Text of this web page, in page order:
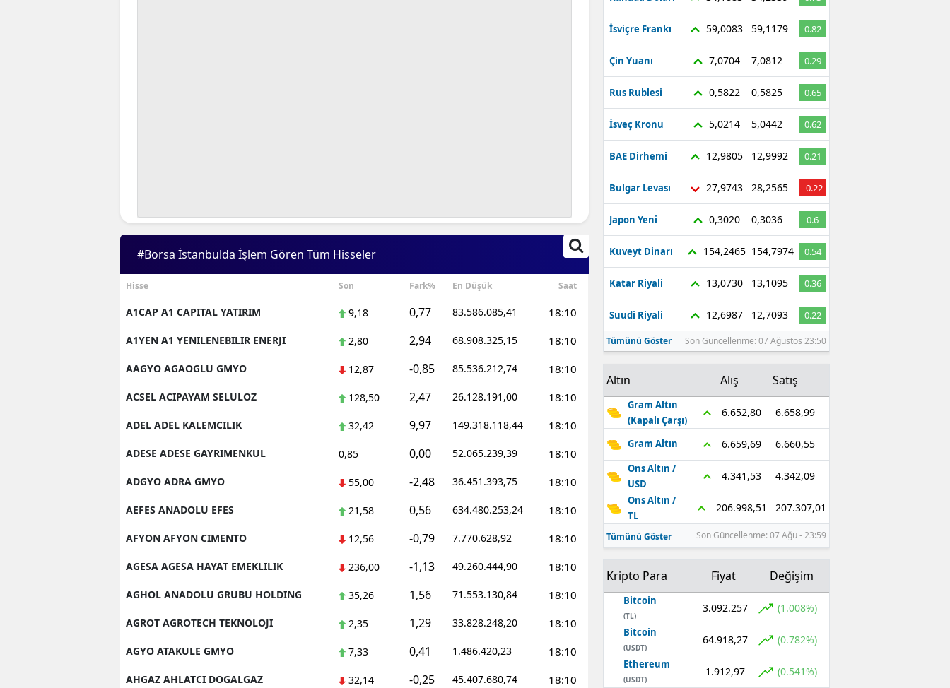
Bingöl
Bitlis
Bolu
Bursa
Çanakkale
Çankırı
Çorum
Denizli
Diyarbakır
Elazığ
Erzurum
Eskişehir
Gaziantep
Giresun
Gümüşhane
Hakkari
Isparta
Mersin
İstanbul
#Borsa İstanbulda İşlem Gören Tüm Hisseler
Hisse Son Fark% En Düşük Saat
A1CAP A1 CAPITAL YATIRIM 9,18 0,77 83.586.085,41 18:10
A1YEN A1 YENILENEBILIR ENERJI 2,80 2,94 68.908.325,15 18:10
AAGYO AGAOGLU GMYO 12,87 -0,85 85.536.212,74 18:10
ACSEL ACIPAYAM SELULOZ 128,50 2,47 26.128.191,00 18:10
ADEL ADEL KALEMCILIK 32,42 9,97 149.318.118,44 18:10
ADESE ADESE GAYRIMENKUL 0,85 0,00 52.065.239,39 18:10
ADGYO ADRA GMYO 55,00 -2,48 36.451.393,75 18:10
AEFES ANADOLU EFES 21,58 0,56 634.480.253,24 18:10
AFYON AFYON CIMENTO 12,56 -0,79 7.770.628,92 18:10
AGESA AGESA HAYAT EMEKLILIK 236,00 -1,13 49.260.444,90 18:10
AGHOL ANADOLU GRUBU HOLDING 35,26 1,56 71.553.130,84 18:10
AGROT AGROTECH TEKNOLOJI 2,35 1,29 33.828.248,20 18:10
AGYO ATAKULE GMYO 7,33 0,41 1.486.420,23 18:10
AHGAZ AHLATCI DOGALGAZ 32,14 -0,25 45.407.680,74 18:10
İsviçre Frankı 59,0083 59,1179 0.82
Çin Yuanı 7,0704 7,0812 0.29
Rus Rublesi 0,5822 0,5825 0.65
İsveç Kronu 5,0214 5,0442 0.62
BAE Dirhemi 12,9805 12,9992 0.21
Bulgar Levası 27,9743 28,2565 -0.22
Japon Yeni 0,3020 0,3036 0.6
Kuveyt Dinarı 154,2465 154,7974 0.54
Katar Riyali 13,0730 13,1095 0.36
Suudi Riyali 12,6987 12,7093 0.22
Tümünü Göster Son Güncellenme: 07 Ağustos 23:50
Altın Alış Satış
Gram Altın
(Kapalı Çarşı)
6.652,80 6.658,99
Gram Altın 6.659,69 6.660,55
Ons Altın /
USD
4.341,53 4.342,09
Ons Altın /
TL
206.998,51 207.307,01
Tümünü Göster Son Güncellenme: 07 Ağu - 23:59
Kripto Para Fiyat Değişim
Bitcoin
(TL)
3.092.257 (1.008%)
Bitcoin
(USDT)
64.918,27 (0.782%)
Ethereum
(USDT)
1.912,97 (0.541%)